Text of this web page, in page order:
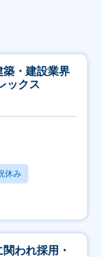
築・建設業界
ックス
休み
われ採用・